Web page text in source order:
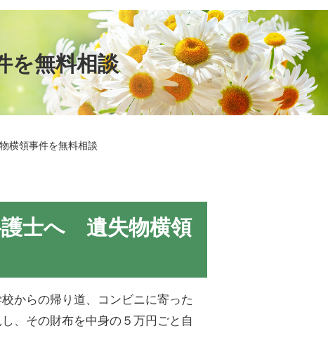
を無料相談
横領事件を無料相談
護士へ 遺失物横領
からの帰り道、コンビニに寄った
、その財布を中身の５万円ごと自